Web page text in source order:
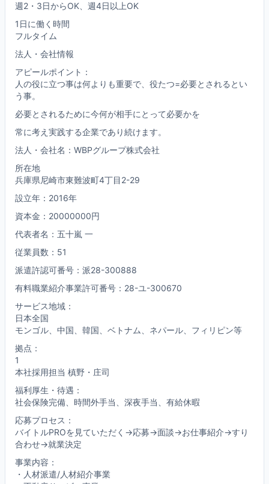
週2・3日からOK、週4日以上OK
1日に働く時間
フルタイム
法人・会社情報
アピールポイント：
人の役に立つ事は何よりも重要で、役たつ=必要とされるとい
う事。
必要とされるために今何が相手にとって必要かを
常に考え実践する企業であり続けます。
法人・会社名：WBPグループ株式会社
所在地
兵庫県尼崎市東難波町4丁目2-29
設立年：2016年
資本金：20000000円
代表者名：五十嵐 一
従業員数：51
派遣許認可番号：派28-300888
有料職業紹介事業許可番号：28-ユ-300670
サービス地域：
日本全国
モンゴル、中国、韓国、ベトナム、ネパール、フィリピン等
拠点：
1
本社採用担当 槙野・庄司
福利厚生・待遇：
社会保険完備、時間外手当、深夜手当、有給休暇
応募プロセス：
バイトルPROを見ていただく→応募→面談→お仕事紹介→すり
合わせ→就業決定
事業内容：
・人材派遣/人材紹介事業